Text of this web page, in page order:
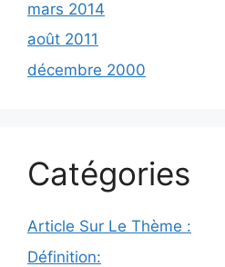
mars 2014
août 2011
décembre 2000
Catégories
Article Sur Le Thème :
Définition: